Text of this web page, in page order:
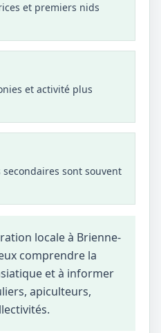
et premiers nids
et activité plus
sont souvent
locale à Brienne-
comprendre la
et à informer
apiculteurs,